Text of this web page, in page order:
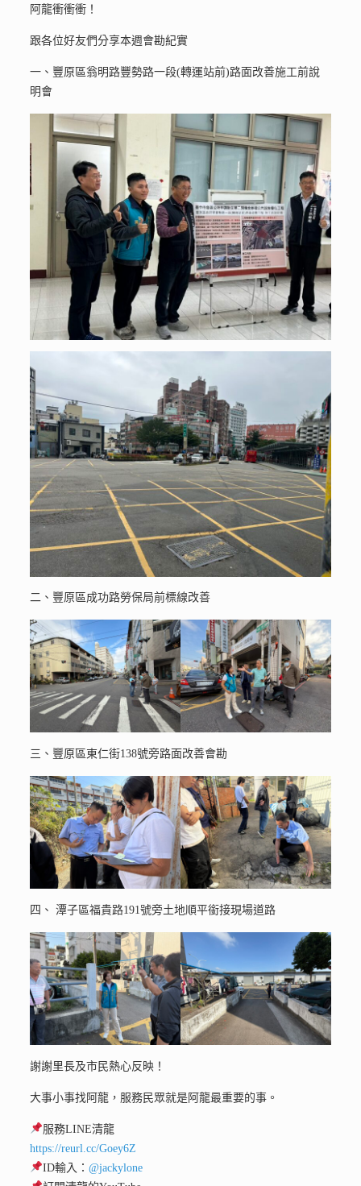
阿龍衝衝衝！
跟各位好友們分享本週會勘紀實
一、豐原區翁明路豐勢路一段(轉運站前)路面改善施工前說
明會
二、豐原區成功路勞保局前標線改善
三、豐原區東仁街138號旁路面改善會勘
四、 潭子區福貴路191號旁土地順平銜接現場道路
謝謝里長及市民熱心反映！
大事小事找阿龍，服務民眾就是阿龍最重要的事。
服務LINE清龍
https://reurl.cc/Goey6Z
ID輸入：@jackylone